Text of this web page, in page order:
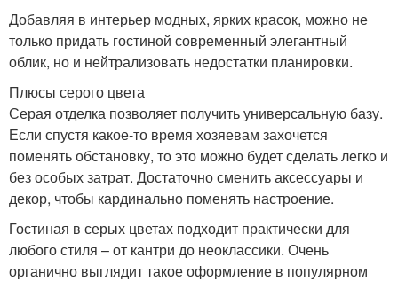
Добавляя в интерьер модных, ярких красок, можно не
только придать гостиной современный элегантный
облик, но и нейтрализовать недостатки планировки.
Плюсы серого цвета
Серая отделка позволяет получить универсальную базу.
Если спустя какое-то время хозяевам захочется
поменять обстановку, то это можно будет сделать легко и
без особых затрат. Достаточно сменить аксессуары и
декор, чтобы кардинально поменять настроение.
Гостиная в серых цветах подходит практически для
любого стиля – от кантри до неоклассики. Очень
органично выглядит такое оформление в популярном